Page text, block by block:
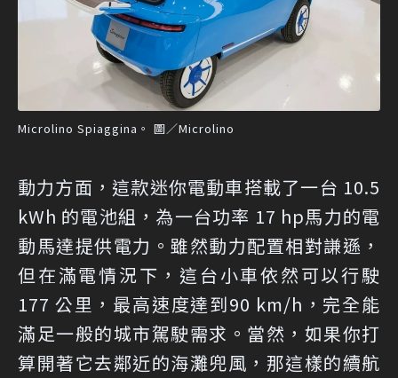
Microlino Spiaggina。 圖／Microlino
動力方面，這款迷你電動車搭載了一台 10.5
kWh 的電池組，為一台功率 17 hp馬力的電
動馬達提供電力。雖然動力配置相對謙遜，
但在滿電情況下，這台小車依然可以行駛
177 公里，最高速度達到90 km/h，完全能
滿足一般的城市駕駛需求。當然，如果你打
算開著它去鄰近的海灘兜風，那這樣的續航